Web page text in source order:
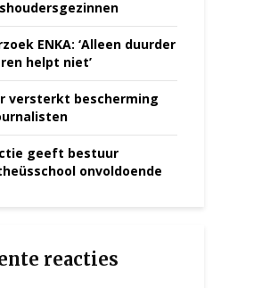
ENKA: ‘Alleen duurder
helpt niet’
versterkt bescherming
geeft bestuur
onvoldoende
reacties